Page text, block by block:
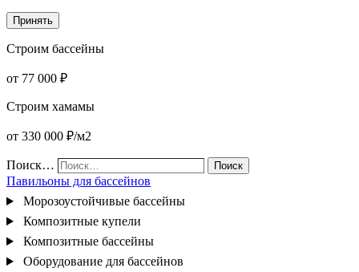
Принять
Строим бассейны
от 77 000 ₽
Строим хамамы
от 330 000 ₽/м2
Поиск… Поиск
Павильоны для бассейнов
Морозоустойчивые бассейны
Композитные купели
Композитные бассейны
Оборудование для бассейнов